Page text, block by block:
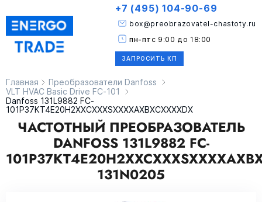
ЗАПРОСИТЬ КП
box@preobrazovatel-chastoty.ru
+7 (495) 104-90-69
пн-пт с 9:00 до 18:00
Главная
Преобразователи Danfoss
VLT HVAC Basic Drive FC-101
Danfoss 131L9882 FC-
101P37KT4E20H2XXCXXXSXXXXAXBXCXXXXDX
ЧАСТОТНЫЙ ПРЕОБРАЗОВАТЕЛЬ
DANFOSS 131L9882 FC-
131N0205